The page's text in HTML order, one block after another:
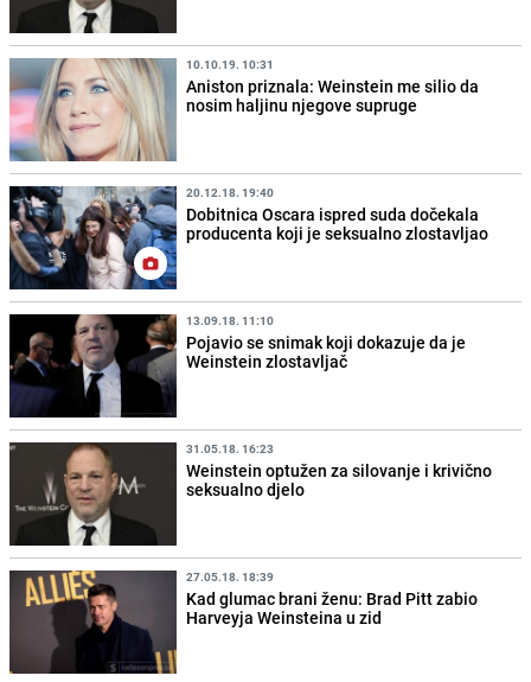
10.10.19. 10:31
Aniston priznala: Weinstein me silio da
nosim haljinu njegove supruge
20.12.18. 19:40
Dobitnica Oscara ispred suda dočekala
producenta koji je seksualno zlostavljao
13.09.18. 11:10
Pojavio se snimak koji dokazuje da je
Weinstein zlostavljač
31.05.18. 16:23
Weinstein optužen za silovanje i krivično
seksualno djelo
27.05.18. 18:39
Kad glumac brani ženu: Brad Pitt zabio
Harveyja Weinsteina u zid